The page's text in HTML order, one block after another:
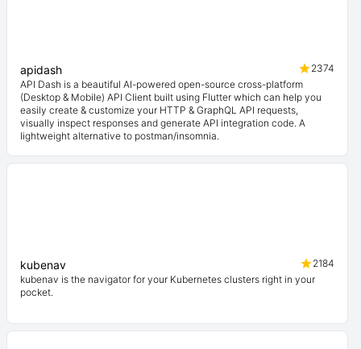
apidash
2374
API Dash is a beautiful AI-powered open-source cross-platform
(Desktop & Mobile) API Client built using Flutter which can help you
easily create & customize your HTTP & GraphQL API requests,
visually inspect responses and generate API integration code. A
lightweight alternative to postman/insomnia.
kubenav
2184
kubenav is the navigator for your Kubernetes clusters right in your
pocket.